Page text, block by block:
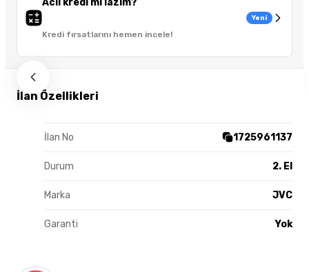
Acil kredi mi lazım?
Kredi fırsatlarını hemen incele!
Yeni
İlan Özellikleri
İlan No 1725961137
Durum 2. El
Marka JVC
Garanti Yok